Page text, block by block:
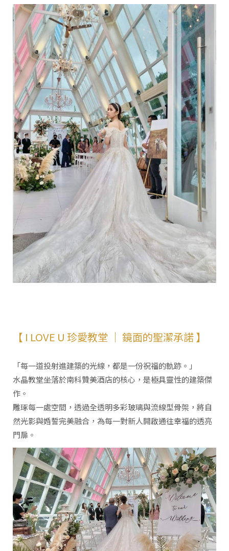
【 I LOVE U 珍愛教堂 ｜ 鏡面的聖潔承諾 】
「每一道投射進建築的光線，都是一份祝福的軌跡。」
水晶教堂坐落於南科贊美酒店的核心，是極具靈性的建築傑
作。
雕琢每一處空間，透過全透明多彩玻璃與流線型骨架，將自
然光影與婚誓完美融合，為每一對新人開啟通往幸福的透亮
門扉。